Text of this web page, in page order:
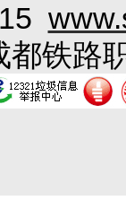
都铁路